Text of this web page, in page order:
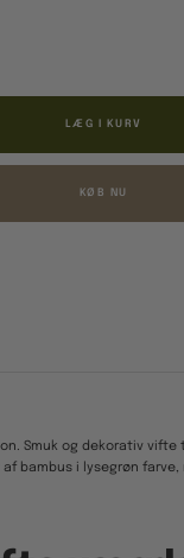
LÆG I KURV
KØB NU
Smuk og dekorativ
bambus i lysegrøn